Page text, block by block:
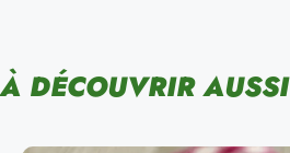
À DÉCOUVRIR AUSSI